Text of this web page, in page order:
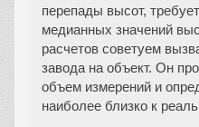
перепады высот,
медианных значений
расчетов советуем
завода на объект. Он
объем измерений и
наиболее близко к